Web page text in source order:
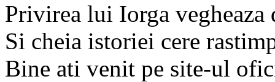
Privirea lui Iorga
Si cheia istoriei cere
Bine ati venit pe site-ul